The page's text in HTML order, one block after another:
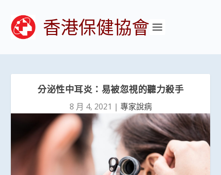
香港保健協會
分泌性中耳炎：易被忽視的聽力殺手
8 月 4, 2021 | 專家說病